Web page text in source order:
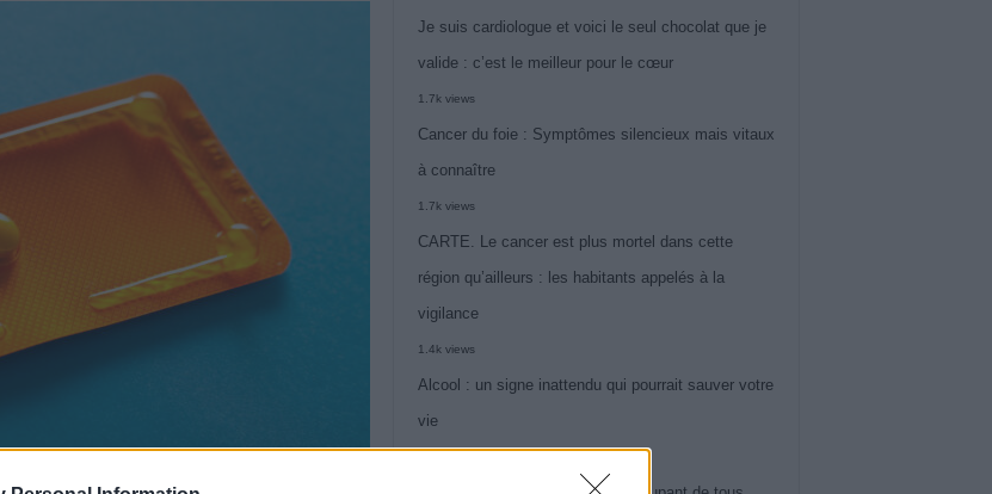
Je suis cardiologue et voici le seul chocolat que je
valide : c’est le meilleur pour le cœur
1.7k views
Cancer du foie : Symptômes silencieux mais vitaux
à connaître
1.7k views
CARTE. Le cancer est plus mortel dans cette
région qu’ailleurs : les habitants appelés à la
vigilance
1.4k views
Alcool : un signe inattendu qui pourrait sauver votre
vie